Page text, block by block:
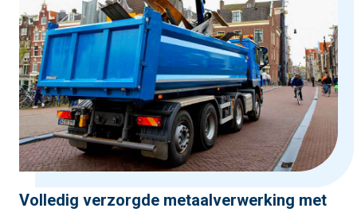
Volledig verzorgde metaalverwerking met